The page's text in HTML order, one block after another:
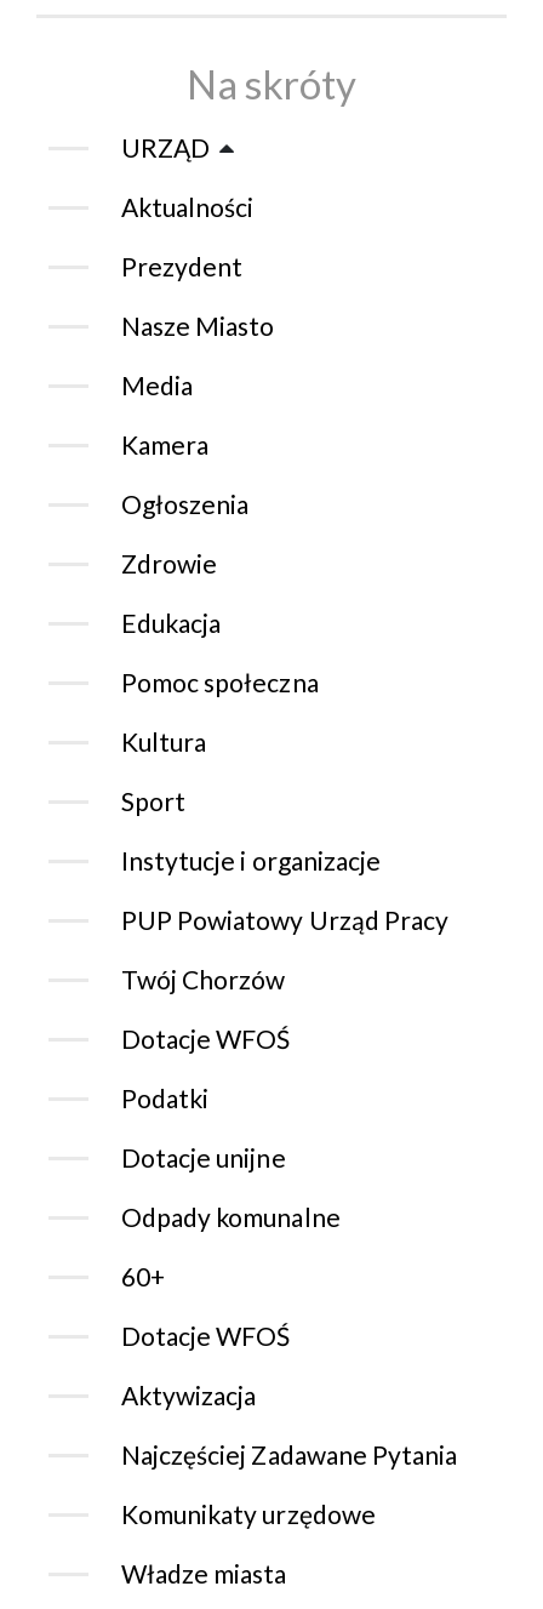
Na skróty
URZĄD
Aktualności
Prezydent
Nasze Miasto
Media
Kamera
Ogłoszenia
Zdrowie
Edukacja
Pomoc społeczna
Kultura
Sport
Instytucje i organizacje
PUP Powiatowy Urząd Pracy
Twój Chorzów
Dotacje WFOŚ
Podatki
Dotacje unijne
Odpady komunalne
60+
Dotacje WFOŚ
Aktywizacja
Najczęściej Zadawane Pytania
Komunikaty urzędowe
Władze miasta